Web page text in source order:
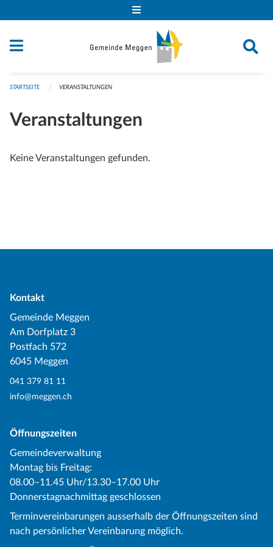
STARTSEITE VERANSTALTUNGEN
Veranstaltungen
Keine Veranstaltungen gefunden.
Kontakt
Gemeinde Meggen
Am Dorfplatz 3
Postfach 572
6045 Meggen
041 379 81 11
info@meggen.ch
Öffnungszeiten
Gemeindeverwaltung
Montag bis Freitag:
08.00–11.45 Uhr/13.30–17.00 Uhr
Donnerstagnachmittag geschlossen
Terminvereinbarungen ausserhalb der Öffnungszeiten sind
nach persönlicher Vereinbarung möglich.